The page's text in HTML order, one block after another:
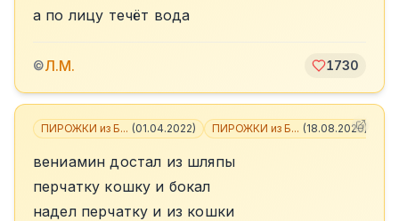
а по лицу течёт вода
©Л.М. 1730
ПИРОЖКИ из Б... (01.04.2022) ПИРОЖКИ из Б... (18.08.2020)
вениамин достал из шляпы
перчатку кошку и бокал
надел перчатку и из кошки